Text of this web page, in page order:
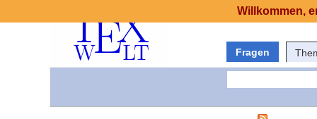
Fragen
Willkommen,